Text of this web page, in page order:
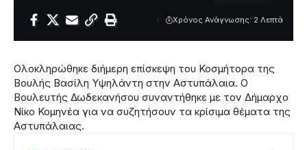
Χρόνος Ανάγνωσης: 2 Λεπτά
Ολοκληρώθηκε διήμερη επίσκεψη του Κοσμήτορα της
Βουλής Βασίλη Υψηλάντη στην Αστυπάλαια. Ο
Βουλευτής Δωδεκανήσου συναντήθηκε με τον Δήμαρχο
Νίκο Κομηνέα για να συζητήσουν τα κρίσιμα θέματα της
Αστυπάλαιας.